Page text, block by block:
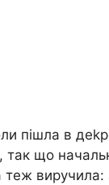
пішла в
так що
виручила: